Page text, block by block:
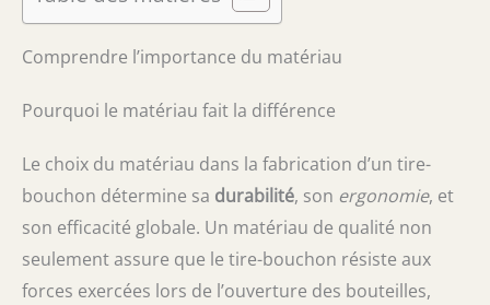
Comprendre l’importance du matériau
Pourquoi le matériau fait la différence
Le choix du matériau dans la fabrication d’un tire-
bouchon détermine sa durabilité, son ergonomie, et
son efficacité globale. Un matériau de qualité non
seulement assure que le tire-bouchon résiste aux
forces exercées lors de l’ouverture des bouteilles,